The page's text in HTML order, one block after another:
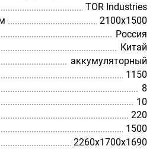
TOR Industries
2100х1500
Россия
Китай
аккумуляторный
1150
8
10
220
1500
2260х1700х1690